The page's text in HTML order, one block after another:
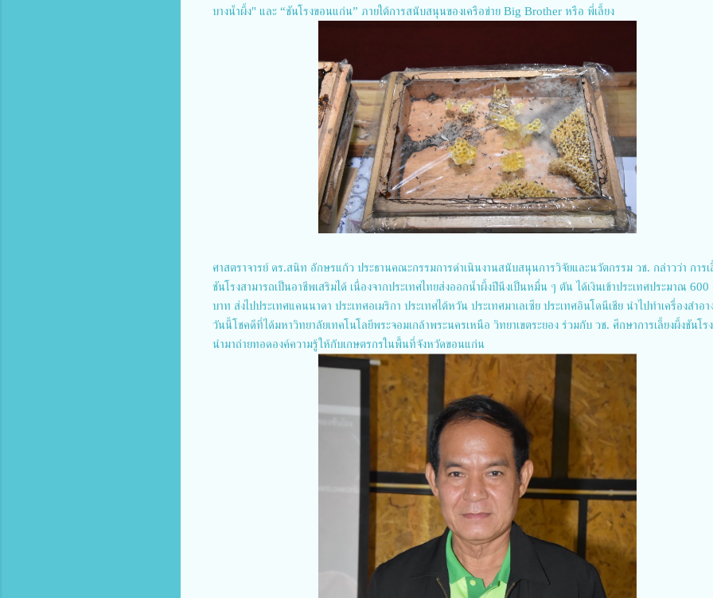
บางน้ำผึ้ง" และ “ชันโรงขอนแก่น” ภายใต้การสนับสนุนของเครือข่าย Big Brother หรือ พี่เลี้ยง
ศาสตราจารย์ ดร.สนิท อักษรแก้ว ประธานคณะกรรมการดำเนินงานสนับสนุนการวิจัยและนวัตกรรม วช. กล่าวว่า การเ
ชันโรงสามารถเป็นอาชีพเสริมได้ เนื่องจากประเทศไทยส่งออกน้ำผึ้งปีนึงเป็นหมื่น ๆ ตัน ได้เงินเข้าประเทศประมาณ 600
บาท ส่งไปประเทศแคนนาดา ประเทศอเมริกา ประเทศไต้หวัน ประเทศมาเลเซีย ประเทศอินโดนีเชีย นำไปทำเครื่องสำอา
วันนี้โชคดีที่ได้มหาวิทยาลัยเทคโนโลยีพระจอมเกล้าพระนครเหนือ วิทยาเขตระยอง ร่วมกับ วช. ศึกษาการเลี้ยงผึ้งชันโร
นำมาถ่ายทอดองค์ความรู้ให้กับเกษตรกรในพื้นที่จังหวัดขอนแก่น